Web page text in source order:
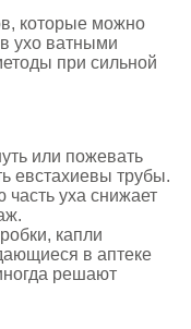
которые можно
ухо ватными
при сильной
или пожевать
евстахиевы трубы.
уха снижает
капли
в аптеке
решают